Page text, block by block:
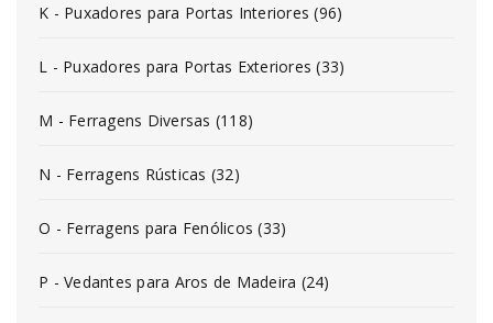
K - Puxadores para Portas Interiores (96)
L - Puxadores para Portas Exteriores (33)
M - Ferragens Diversas (118)
N - Ferragens Rústicas (32)
O - Ferragens para Fenólicos (33)
P - Vedantes para Aros de Madeira (24)